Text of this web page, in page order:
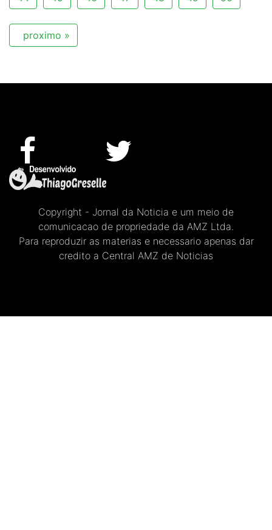
proximo »
Copyright - Jornal da Noticia e um meio de
comunicacao de propriedade da AMZ Ltda.
Para reproduzir as materias e necessario apenas dar
credito a Central AMZ de Noticias